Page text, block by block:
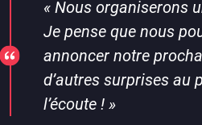
«Nous organiserons
Je pense que nous
annoncer notre
d’autres surprises au
l’écoute !»